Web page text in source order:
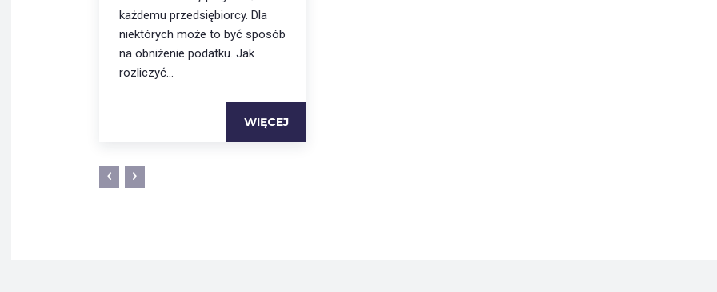
każdemu przedsiębiorcy. Dla
niektórych może to być sposób
na obniżenie podatku. Jak
rozliczyć...
WIĘCEJ